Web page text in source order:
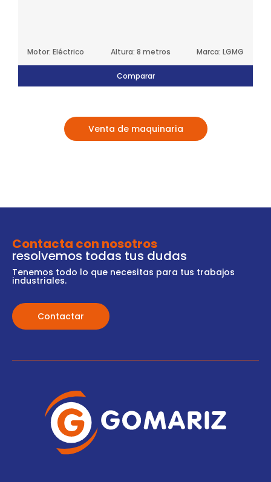
Motor: Eléctrico Altura: 8 metros Marca: LGMG
Comparar
Venta de maquinaria
Contacta con nosotros
resolvemos todas tus dudas
Tenemos todo lo que necesitas para tus trabajos
industriales.
Contactar